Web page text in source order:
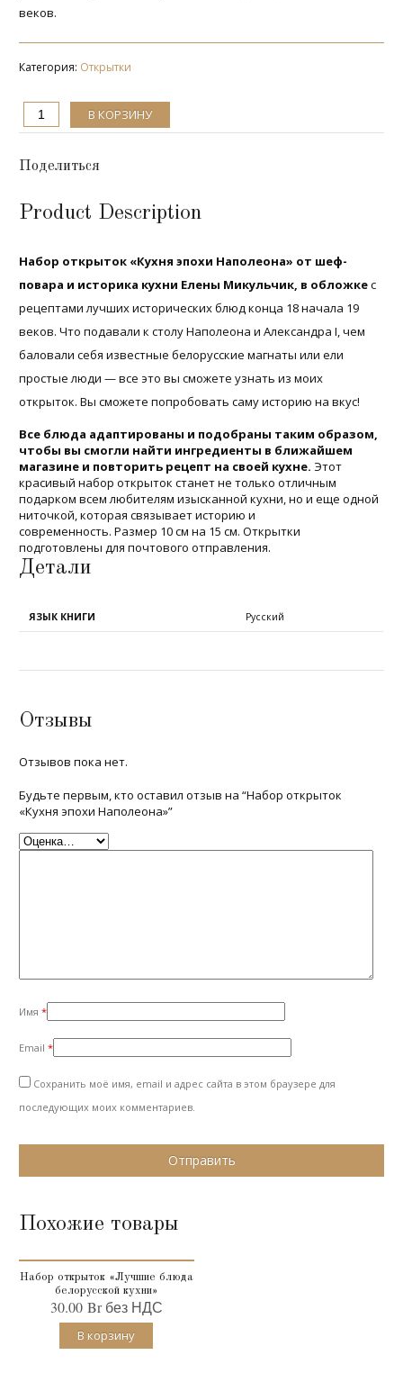
веков.
Категория: Открытки
Количество
Набор
«Кухня
эпохи
В КОРЗИНУ
Поделиться
Product Description
Набор открыток «Кухня эпохи Наполеона» от шеф-
повара и историка кухни Елены Микульчик, в обложкес
рецептами лучших исторических блюд конца 18 начала 19
веков. Что подавали к столу Наполеона и Александра I, чем
баловали себя известные белорусские магнаты или ели
простые люди — все это вы сможете узнать из моих
открыток. Вы сможете попробовать саму историю на вкус!
Все блюда адаптированы и подобраны таким образом,
чтобы вы смогли найти ингредиенты в ближайшем
магазине и повторить рецепт на своей кухне. Этот
красивый набор открыток станет не только отличным
подарком всем любителям изысканной кухни, но и еще одной
ниточкой, которая связывает историю и
современность. Размер 10 см на 15 см. Открытки
подготовлены для почтового отправления.
Детали
ЯЗЫК КНИГИ Русский
Отзывы
Отзывов пока нет.
Будьте первым, кто оставил отзыв на “Набор открыток
«Кухня эпохи Наполеона»”
Имя*
Email*
Сохранить моё имя, email и адрес сайта в этом браузере для
последующих моих комментариев.
Похожие товары
Набор открыток «Лучшие блюда
белорусской кухни»
30.00 Br без НДС
В корзину